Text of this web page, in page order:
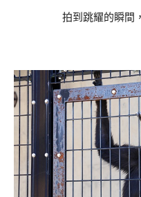
拍到跳耀的瞬間